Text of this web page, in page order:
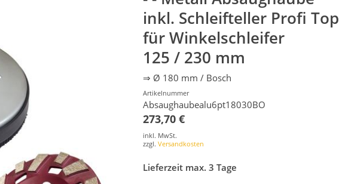
inkl. Schleifteller Profi Top
für Winkelschleifer
125 / 230 mm
⇒ Ø 180 mm / Bosch
Artikelnummer
Absaughaubealu6pt18030BO
273,70 €
inkl. MwSt.
zzgl. Versandkosten
Lieferzeit max. 3 Tage